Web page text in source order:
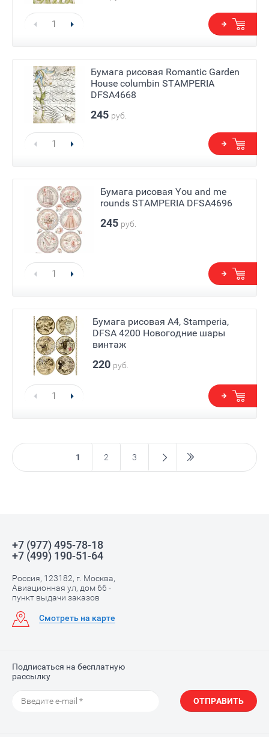
Бумага рисовая Romantic Garden
House columbin STAMPERIA
DFSA4668
245 руб.
Бумага рисовая You and me
rounds STAMPERIA DFSA4696
245 руб.
Бумага рисовая А4, Stamperia,
DFSA 4200 Новогодние шары
винтаж
220 руб.
1 2 3
+7 (977) 495-78-18
+7 (499) 190-51-64
Россия, 123182, г. Москва,
Авиационная ул, дом 66 -
пункт выдачи заказов
Смотреть на карте
Подписаться на бесплатную
рассылку
ОТПРАВИТЬ